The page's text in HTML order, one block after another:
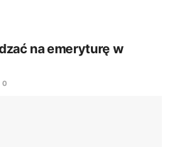
na emeryturę w
0